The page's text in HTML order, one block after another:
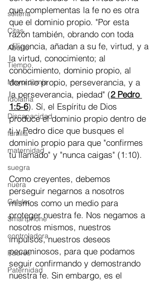
soltería
Citas
Aborto
Tiempo
Mayordomía
Idolatría
Discapacidad
familia
maternidad
suegra
nuera
Celular
Smartphone
controladora
Padres
Paternidad
que complementas la fe no es otra
que el dominio propio. "Por esta
razón también, obrando con toda
diligencia, añadan a su fe, virtud, y a
la virtud, conocimiento; al
conocimiento, dominio propio, al
dominio propio, perseverancia, y a
la perseverancia, piedad" (2 Pedro
1:5-6). Sí, el Espíritu de Dios
produce el dominio propio dentro de
ti y Pedro dice que busques el
dominio propio para que "confirmes
tu llamado" y "nunca caigas" (1:10).
Como creyentes, debemos
perseguir negarnos a nosotros
mismos como un medio para
proteger nuestra fe. Nos negamos a
nosotros mismos, nuestros
impulsos, nuestros deseos
pecaminosos, para que podamos
seguir confirmando y demostrando
nuestra fe. Sin embargo, es el